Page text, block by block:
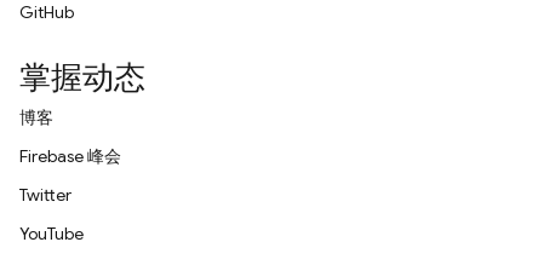
GitHub
掌握动态
博客
Firebase 峰会
Twitter
YouTube